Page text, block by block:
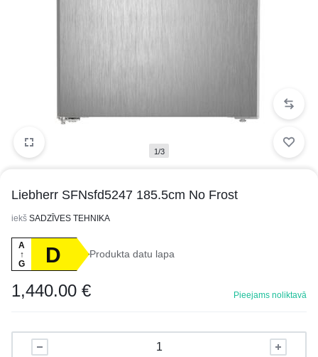
1/3
Liebherr SFNsfd5247 185.5cm No Frost
iekš SADZĪVES TEHNIKA
A
↑
G
D Produkta datu lapa
1,440.00 € Pieejams noliktavā